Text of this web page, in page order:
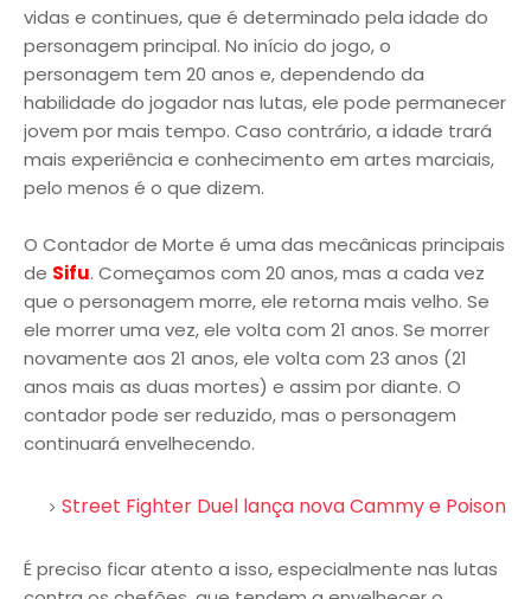
vidas e continues, que é determinado pela idade do
personagem principal. No início do jogo, o
personagem tem 20 anos e, dependendo da
habilidade do jogador nas lutas, ele pode permanecer
jovem por mais tempo. Caso contrário, a idade trará
mais experiência e conhecimento em artes marciais,
pelo menos é o que dizem.
O Contador de Morte é uma das mecânicas principais
de Sifu. Começamos com 20 anos, mas a cada vez
que o personagem morre, ele retorna mais velho. Se
ele morrer uma vez, ele volta com 21 anos. Se morrer
novamente aos 21 anos, ele volta com 23 anos (21
anos mais as duas mortes) e assim por diante. O
contador pode ser reduzido, mas o personagem
continuará envelhecendo.
Street Fighter Duel lança nova Cammy e Poison
É preciso ficar atento a isso, especialmente nas lutas